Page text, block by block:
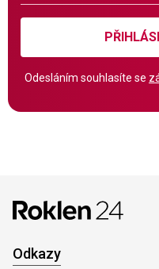
Odesláním souhlasíte se
Odkazy